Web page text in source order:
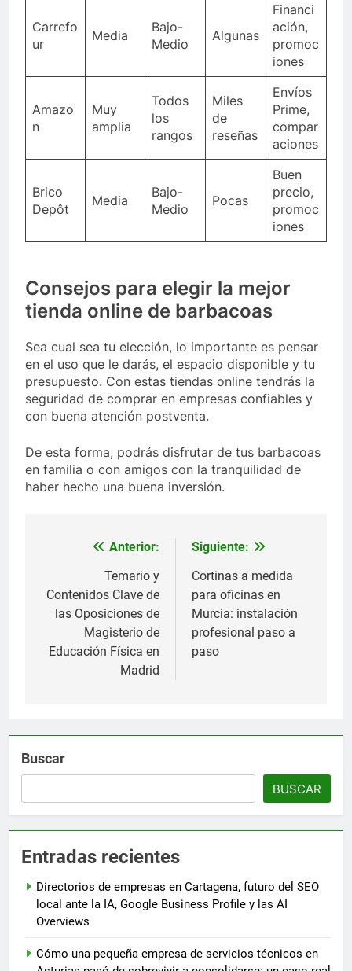
Carrefo
ur
Media
Bajo-
Medio
Algunas
Financi
ación,
promoc
iones
Amazo
n
Muy
amplia
Todos
los
rangos
Miles
de
reseñas
Envíos
Prime,
compar
aciones
Brico
Depôt
Media
Bajo-
Medio
Pocas
Buen
precio,
promoc
iones
Consejos para elegir la mejor
tienda online de barbacoas
Sea cual sea tu elección, lo importante es pensar
en el uso que le darás, el espacio disponible y tu
presupuesto. Con estas tiendas online tendrás la
seguridad de comprar en empresas confiables y
con buena atención postventa.
De esta forma, podrás disfrutar de tus barbacoas
en familia o con amigos con la tranquilidad de
haber hecho una buena inversión.
Navegación
entradas
Anterior:
Temario y
Contenidos Clave de
las Oposiciones de
Magisterio de
Educación Física en
Madrid
Siguiente:
Cortinas a medida
para oficinas en
Murcia: instalación
profesional paso a
paso
Buscar
BUSCAR
Entradas recientes
Directorios de empresas en Cartagena, futuro del SEO
local ante la IA, Google Business Profile y las AI
Overviews
Cómo una pequeña empresa de servicios técnicos en